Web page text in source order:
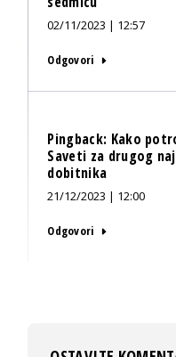
02/11/2023 | 12:57
Odgovori
Pingback: Kako
Saveti za drugog
dobitnika
21/12/2023 | 12:00
Odgovori